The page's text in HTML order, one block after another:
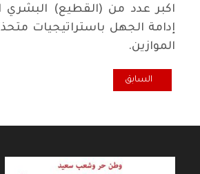
اكبر عدد من (القطيع) البشري
إدامة الجهل باستراتيجيات
الموازين.
المقال السابق: د. جواد بشارة في أمسية
السابق